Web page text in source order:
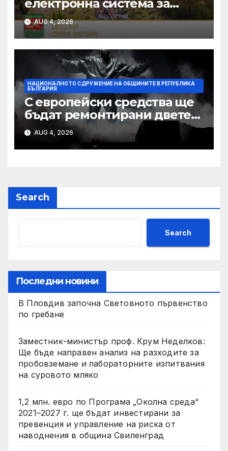
електронна система за
кандидатстване по
Национален фонд
„Култура“
AUG 4, 2026
НАЦИОНАЛНОТО СДРУЖЕНИЕ НА ОБЩИНИТЕ В РЕПУБЛИКА
БЪЛГАРИЯ
С европейски средства ще
бъдат ремонтирани двете
най-стари училища в Ямбол
AUG 4, 2026
Search
Search
Последни новини
В Пловдив започна Световното първенство
по гребане
Заместник-министър проф. Крум Неделков:
Ще бъде направен анализ на разходите за
пробовземане и лабораторните изпитвания
на суровото мляко
1,2 млн. евро по Програма „Околна среда“
2021–2027 г. ще бъдат инвестирани за
превенция и управление на риска от
наводнения в община Свиленград